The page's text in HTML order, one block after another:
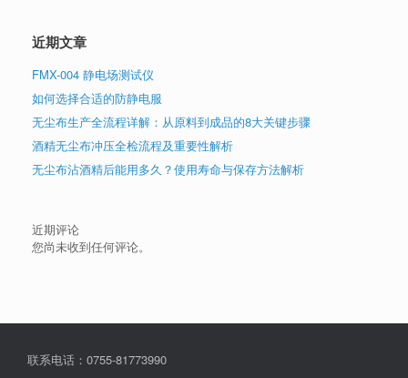
近期文章
FMX-004 静电场测试仪
如何选择合适的防静电服
无尘布生产全流程详解：从原料到成品的8大关键步骤
酒精无尘布冲压全检流程及重要性解析
无尘布沾酒精后能用多久？使用寿命与保存方法解析
近期评论
您尚未收到任何评论。
联系电话：0755-81773990